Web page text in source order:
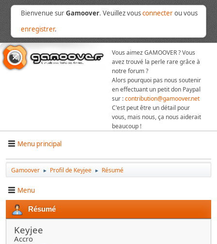
Bienvenue surGamoover. Veuillez vousconnecterou vous
enregistrer.
Vous aimez GAMOOVER ? Vous
avez trouvé la perle rare grâce à
notre forum ?
Alors pourquoi pas nous soutenir
en effectuant un petit don Paypal
sur :contribution@gamoover.net
C'est peut être un détail pour
vous, mais nous, ça nous aiderait
beaucoup !
Menu principal
Gamoover ► Profil de Keyjee ► Résumé
Menu
Résumé
Keyjee
Accro